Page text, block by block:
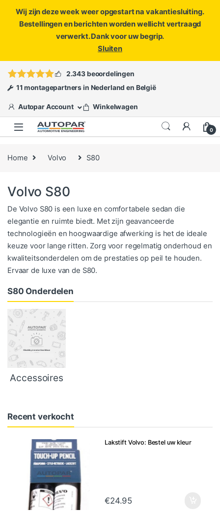
Wij zijn deze week weer opgestart na vakantiesluiting.
Bestellingen en berichten worden wellicht vertraagd
verwerkt. Dank voor uw begrip.
Sluiten
ofopen een ticket
2.343 beoordelingen
11 montagepartners in Nederland en België
Autopar Account Winkelwagen
0
Home Volvo S80
Volvo S80
De Volvo S80 is een luxe en comfortabele sedan die
elegantie en ruimte biedt. Met zijn geavanceerde
technologieën en hoogwaardige afwerking is het de ideale
keuze voor lange ritten. Zorg voor regelmatig onderhoud en
kwaliteitsonderdelen om de prestaties op peil te houden.
Ervaar de luxe van de S80.
S80 Onderdelen
Accessoires
Recent verkocht
Lakstift Volvo: Bestel uw kleur
€24.95